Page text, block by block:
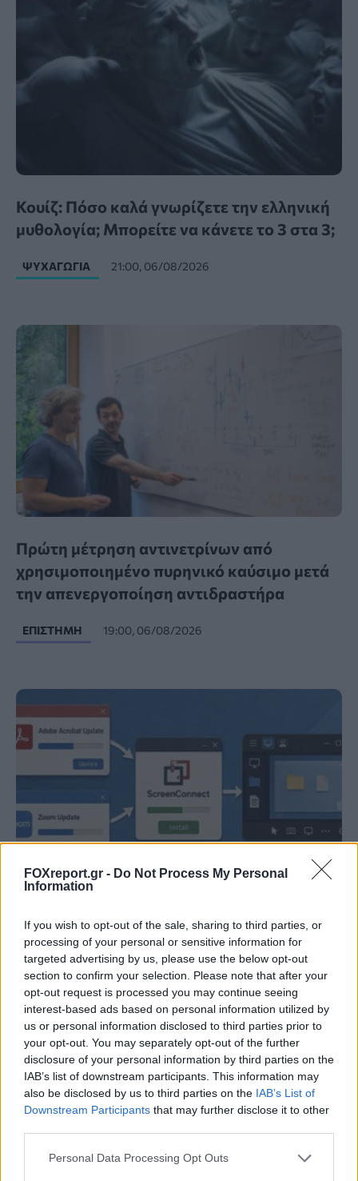
FOXreport.gr - Do Not Process My Personal
Information
If you wish to opt-out of the sale, sharing to third parties, or
processing of your personal or sensitive information for
targeted advertising by us, please use the below opt-out
section to confirm your selection. Please note that after your
opt-out request is processed you may continue seeing
interest-based ads based on personal information utilized by
us or personal information disclosed to third parties prior to
your opt-out. You may separately opt-out of the further
disclosure of your personal information by third parties on the
IAB’s list of downstream participants. This information may
also be disclosed by us to third parties on the IAB’s List of
Downstream Participants that may further disclose it to other
Personal Data Processing Opt Outs
Κουίζ: Πόσο καλά γνωρίζετε την ελληνική
μυθολογία; Μπορείτε να κάνετε το 3 στα 3;
ΨΥΧΑΓΩΓΊΑ 21:00, 06/08/2026
Πρώτη μέτρηση αντινετρίνων από
χρησιμοποιημένο πυρηνικό καύσιμο μετά
την απενεργοποίηση αντιδραστήρα
ΕΠΙΣΤΉΜΗ 19:00, 06/08/2026
εγκαθιστούν κακόβουλο λογισμικό
απομακρυσμένης πρόσβασης
ΤΕΧΝΟΛΟΓΊΑ 17:00, 06/08/2026